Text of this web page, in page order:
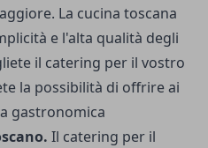
La cucina toscana
e l'alta qualità degli
il catering per il vostro
la possibilità di offrire ai
gastronomica
Il catering per il